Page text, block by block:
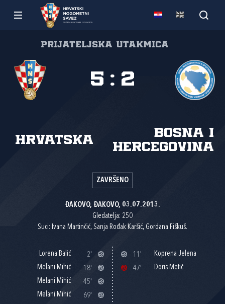
Prijateljska utakmica
Hrvatska
Bosna i
Hercegovina
5 : 2
ZAVRŠENO
ĐAKOVO, ĐAKOVO, 03.07.2013.
Gledatelja: 250
Suci: Ivana Martinčić, Sanja Rođak Karšić, Gordana Fiškuš.
Lorena Balić
2'
Melani Mihić
18'
Melani Mihić
45'
Melani Mihić
69'
11'
Koprena Jelena
47'
Doris Metić